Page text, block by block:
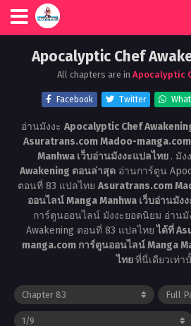
Apocalyptic Chef
All chapters are in Apocalyptic
Facebook Twitter
อ่านมังงะ Apocalyptic Chef
Asuratrans.com Madoo-
Manhwa เว็บอ่านมังงะแปลไทย . มัง
Awakening ตอนล่าสุดอ่านการ์ตูน
ตอนที่ 83 แปลไทย Asuratrans.com
ออนไลน์ Manga Manhwa เว็บอ่านมัง
การ์ตูนออนไลน์ มังงะยอดนิยม อ่านมั
Awakening ตอนที่ 83 แปลไทยได้ที่
manga.com การ์ตูนออนไลน์ Manga
ไทยที่นี่เดียวเท่า